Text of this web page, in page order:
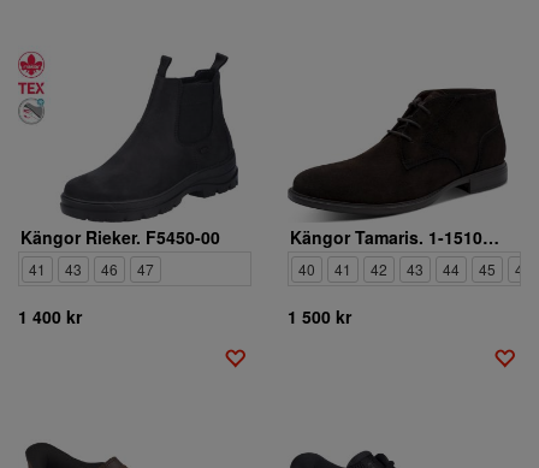
Kängor Rieker. F5450-00
41 43 46 47
1 400 kr
Kängor Tamaris. 1-15100-47-304
40 41 42 43 44 45 46
1 500 kr